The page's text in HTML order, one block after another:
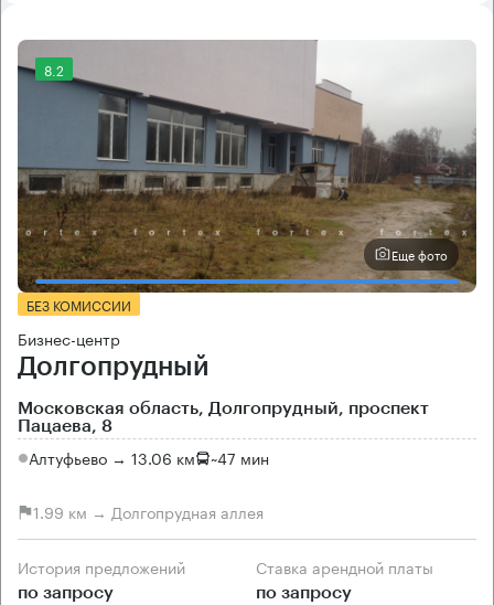
8.2
Еще фото
БЕЗ КОМИССИИ
Бизнес-центр
Долгопрудный
Московская область, Долгопрудный, проспект
Пацаева, 8
Алтуфьево → 13.06 км ~47 мин
1.99 км → Долгопрудная аллея
История предложений
по запросу
Ставка арендной платы
по запросу